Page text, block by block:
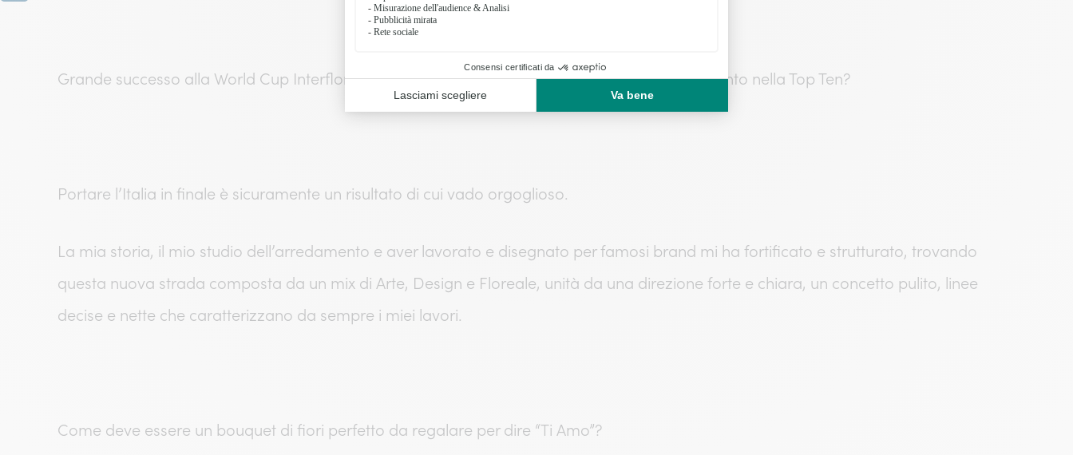
Grande successo alla World Cup Interflora. Cosa, a suo avviso, ha determinato il posizionamento nella Top Ten?
Portare l’Italia in finale è sicuramente un risultato di cui vado orgoglioso.
La mia storia, il mio studio dell’arredamento e aver lavorato e disegnato per famosi brand mi ha fortificato e strutturato, trovando
questa nuova strada composta da un mix di Arte, Design e Floreale, unità da una direzione forte e chiara, un concetto pulito, linee
decise e nette che caratterizzano da sempre i miei lavori.
Come deve essere un bouquet di fiori perfetto da regalare per dire “Ti Amo”?